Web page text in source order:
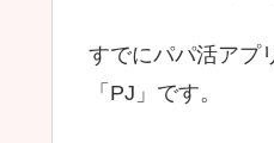
すでにパパ活アプ
「PJ」です。